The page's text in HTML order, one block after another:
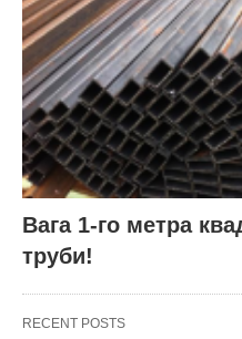
Вага 1-го метра
труби!
RECENT POSTS